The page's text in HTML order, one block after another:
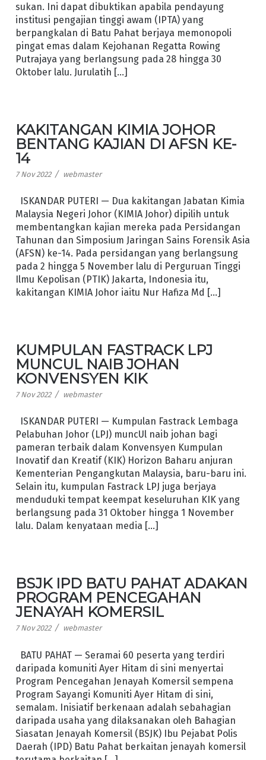
sukan. Ini dapat dibuktikan apabila pendayung
institusi pengajian tinggi awam (IPTA) yang
berpangkalan di Batu Pahat berjaya memonopoli
pingat emas dalam Kejohanan Regatta Rowing
Putrajaya yang berlangsung pada 28 hingga 30
Oktober lalu. Jurulatih […]
KAKITANGAN KIMIA JOHOR
BENTANG KAJIAN DI AFSN KE-
14
7 Nov 2022 / webmaster
ISKANDAR PUTERI — Dua kakitangan Jabatan Kimia
Malaysia Negeri Johor (KIMIA Johor) dipilih untuk
membentangkan kajian mereka pada Persidangan
Tahunan dan Simposium Jaringan Sains Forensik Asia
(AFSN) ke-14. Pada persidangan yang berlangsung
pada 2 hingga 5 November lalu di Perguruan Tinggi
Ilmu Kepolisan (PTIK) Jakarta, Indonesia itu,
kakitangan KIMIA Johor iaitu Nur Hafiza Md […]
KUMPULAN FASTRACK LPJ
MUNCUL NAIB JOHAN
KONVENSYEN KIK
7 Nov 2022 / webmaster
ISKANDAR PUTERI — Kumpulan Fastrack Lembaga
Pelabuhan Johor (LPJ) muncUl naib johan bagi
pameran terbaik dalam Konvensyen Kumpulan
Inovatif dan Kreatif (KIK) Horizon Baharu anjuran
Kementerian Pengangkutan Malaysia, baru-baru ini.
Selain itu, kumpulan Fastrack LPJ juga berjaya
menduduki tempat keempat keseluruhan KIK yang
berlangsung pada 31 Oktober hingga 1 November
lalu. Dalam kenyataan media […]
BSJK IPD BATU PAHAT ADAKAN
PROGRAM PENCEGAHAN
JENAYAH KOMERSIL
7 Nov 2022 / webmaster
BATU PAHAT — Seramai 60 peserta yang terdiri
daripada komuniti Ayer Hitam di sini menyertai
Program Pencegahan Jenayah Komersil sempena
Program Sayangi Komuniti Ayer Hitam di sini,
semalam. Inisiatif berkenaan adalah sebahagian
daripada usaha yang dilaksanakan oleh Bahagian
Siasatan Jenayah Komersil (BSJK) Ibu Pejabat Polis
Daerah (IPD) Batu Pahat berkaitan jenayah komersil